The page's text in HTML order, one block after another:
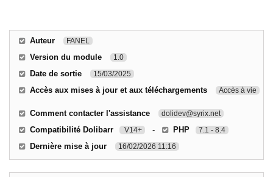
Auteur FANEL
Version du module 1.0
Date de sortie 15/03/2025
Accès aux mises à jour et aux téléchargements Accès à vie
Comment contacter l'assistance dolidev@syrix.net
Compatibilité Dolibarr V14+ - PHP 7.1 - 8.4
Dernière mise à jour 16/02/2026 11:16